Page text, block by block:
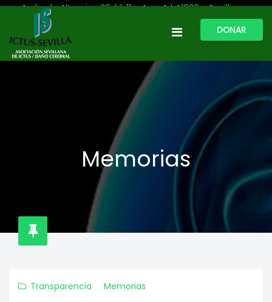
Avda. de Altamira, 29, bl. 11 – Acc. A | 41020 - Sevilla
954 513 999
ictussevilla@hotmail.com
DONAR
Memorias
Transparencia
Memorias